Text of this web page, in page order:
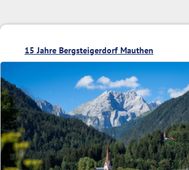
15 Jahre Bergsteigerdorf Mauthen